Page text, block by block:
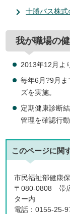
十勝バス株式
我が職場の
2013年12月よ
毎年6月?9月
ズを実施。
定期健康診断
管理を確認行動
このページに関
市民福祉部健康
〒080-0808 帯
ター内
電話：0155-25-